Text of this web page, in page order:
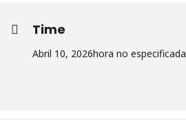
Time
Abril 10, 2026hora no especificada